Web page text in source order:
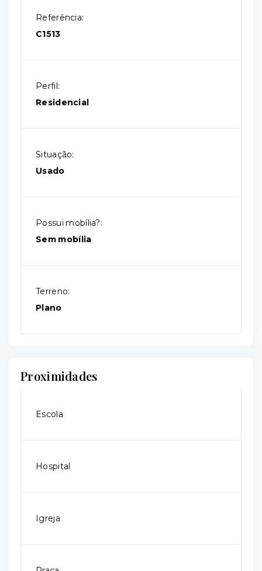
Referência:
C1513
Perfil:
Residencial
Situação:
Usado
Possui mobília?:
Sem mobília
Terreno:
Plano
Proximidades
Escola
Hospital
Igreja